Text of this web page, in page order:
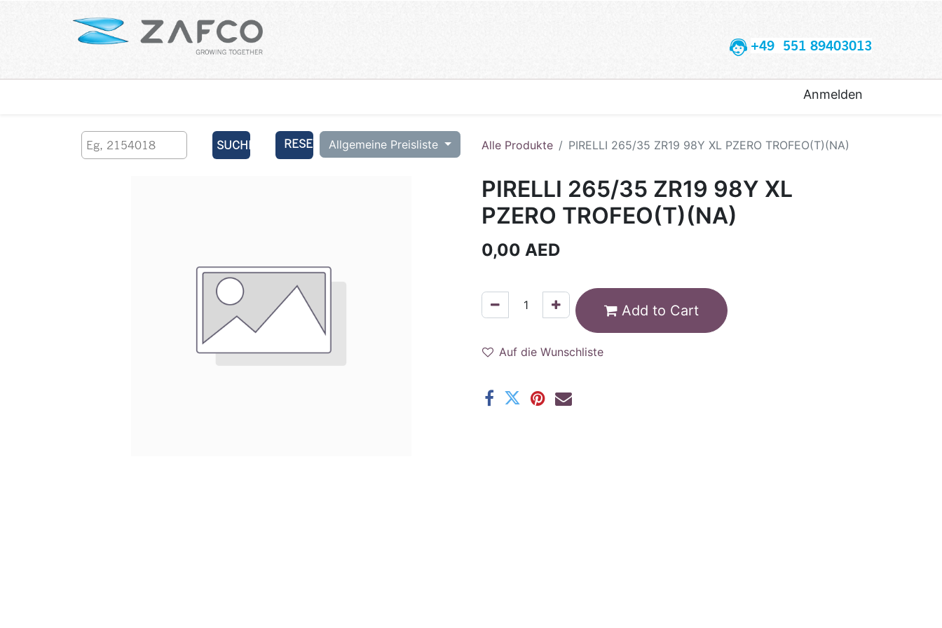
+49 551 89403013
Anmelden
SUCHEN RESET Allgemeine Preisliste Alle Produkte PIRELLI 265/35 ZR19 98Y XL PZERO TROFEO(T)(NA)
PIRELLI 265/35 ZR19 98Y XL
PZERO TROFEO(T)(NA)
0,00 AED
Add to Cart
Auf die Wunschliste